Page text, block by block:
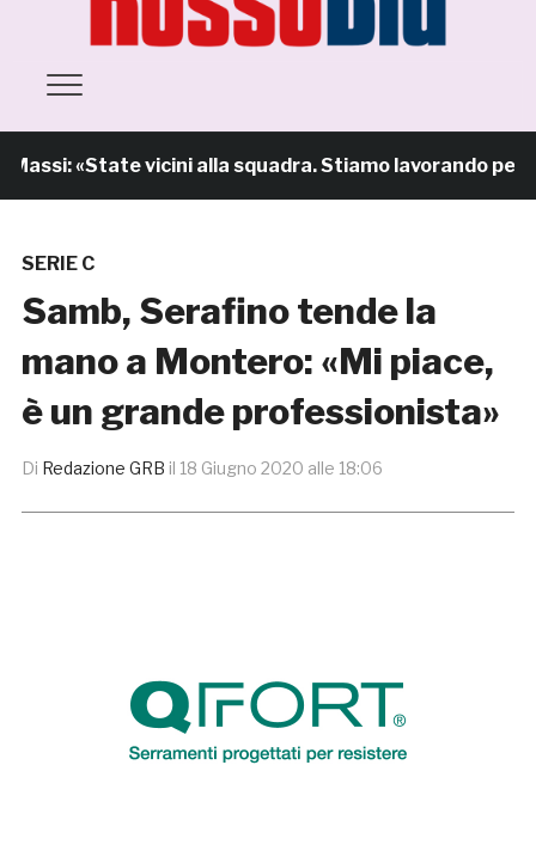
«State vicini alla squadra. Stiamo lavorando per
SERIE C
Samb, Serafino tende la
mano a Montero: «Mi piace,
è un grande professionista»
Di Redazione GRB il 18 Giugno 2020 alle 18:06